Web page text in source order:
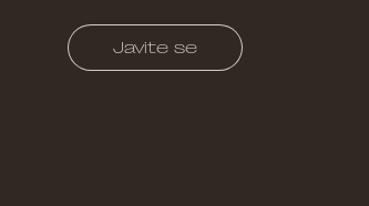
Javite se